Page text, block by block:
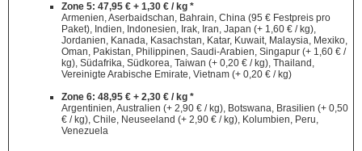
Zone 5: 47,95 € + 1,30 € / kg *
Armenien, Aserbaidschan, Bahrain, China (95 € Festpreis pro
Paket), Indien, Indonesien, Irak, Iran, Japan (+ 1,60 € / kg),
Jordanien, Kanada, Kasachstan, Katar, Kuwait, Malaysia, Mexiko,
Oman, Pakistan, Philippinen, Saudi-Arabien, Singapur (+ 1,60 € /
kg), Südafrika, Südkorea, Taiwan (+ 0,20 € / kg), Thailand,
Vereinigte Arabische Emirate, Vietnam (+ 0,20 € / kg)
Zone 6: 48,95 € + 2,30 € / kg *
Argentinien, Australien (+ 2,90 € / kg), Botswana, Brasilien (+ 0,50
€ / kg), Chile, Neuseeland (+ 2,90 € / kg), Kolumbien, Peru,
Venezuela